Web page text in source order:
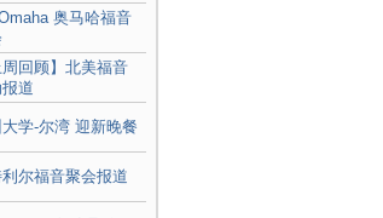
奥马哈福音
周回顾】北美福音
道
学-尔湾 迎新晚餐
尔福音聚会报道